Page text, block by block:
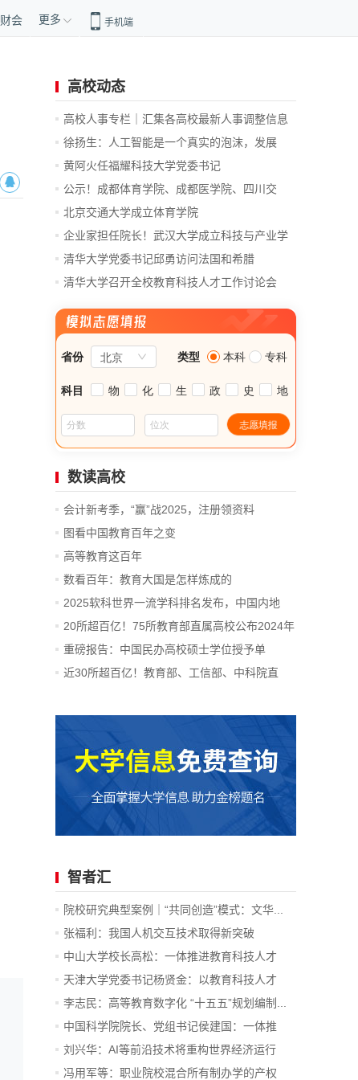
财会 更多 手机端
高校动态
高校人事专栏｜汇集各高校最新人事调整信息
徐扬生：人工智能是一个真实的泡沫，发展
前...
黄阿火任福耀科技大学党委书记
公示！成都体育学院、成都医学院、四川交
通...
北京交通大学成立体育学院
企业家担任院长！武汉大学成立科技与产业学
院
清华大学党委书记邱勇访问法国和希腊
清华大学召开全校教育科技人才工作讨论会
数读高校
会计新考季，“赢”战2025，注册领资料
图看中国教育百年之变
高等教育这百年
数看百年：教育大国是怎样炼成的
2025软科世界一流学科排名发布，中国内地
14...
20所超百亿！75所教育部直属高校公布2024年
决算
重磅报告：中国民办高校硕士学位授予单
位、...
近30所超百亿！教育部、工信部、中科院直
智者汇
院校研究典型案例｜“共同创造”模式：文华...
张福利：我国人机交互技术取得新突破
中山大学校长高松：一体推进教育科技人才
发...
天津大学党委书记杨贤金：以教育科技人才
一...
李志民：高等教育数字化 “十五五”规划编制...
中国科学院院长、党组书记侯建国：一体推
进...
刘兴华：AI等前沿技术将重构世界经济运行
底...
冯用军等：职业院校混合所有制办学的产权